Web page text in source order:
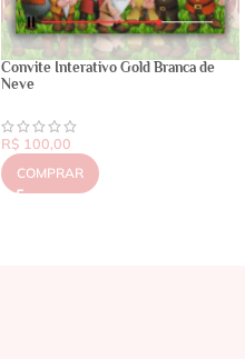
Convite Interativo Gold Branca de
Neve
R$ 100,00
COMPRAR